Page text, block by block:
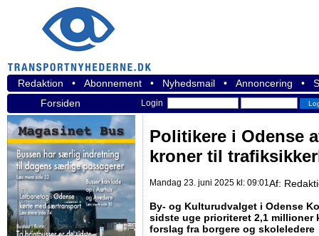
Redaktion • Abonnement • Nyhedsmail • Annoncering •
Forsiden
Login
Politikere i Odense
kroner til
Mandag 23. juni 2025 kl: 09:01Af:
By- og Kulturudvalget i Odense
sidste uge prioriteret 2,1 millioner
forslag fra borgere og skoleledere